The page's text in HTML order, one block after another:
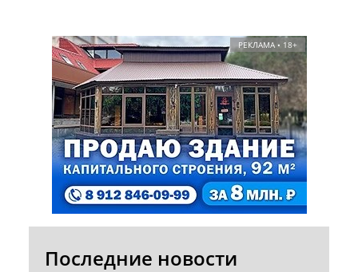
РЕКЛАМА • 18+
Последние новости